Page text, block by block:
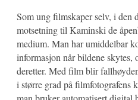
Som ung filmskaper selv, i den
motsetning til Kaminski de
medium. Man har umiddelbar
informasjon når bildene skytes,
deretter. Med film blir
i større grad på filmfotografens